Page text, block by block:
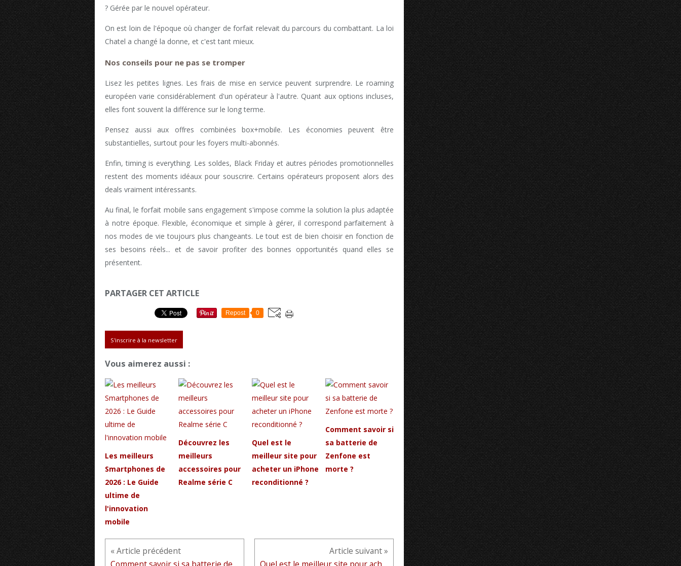
? Gérée par le nouvel opérateur.
On est loin de l'époque où changer de forfait relevait du parcours du combattant. La loi
Chatel a changé la donne, et c'est tant mieux.
Nos conseils pour ne pas se tromper
Lisez les petites lignes. Les frais de mise en service peuvent surprendre. Le roaming
européen varie considérablement d'un opérateur à l'autre. Quant aux options incluses,
elles font souvent la différence sur le long terme.
Pensez aussi aux offres combinées box+mobile. Les économies peuvent être
substantielles, surtout pour les foyers multi-abonnés.
Enfin, timing is everything. Les soldes, Black Friday et autres périodes promotionnelles
restent des moments idéaux pour souscrire. Certains opérateurs proposent alors des
deals vraiment intéressants.
Au final, le forfait mobile sans engagement s'impose comme la solution la plus adaptée
à notre époque. Flexible, économique et simple à gérer, il correspond parfaitement à
nos modes de vie toujours plus changeants. Le tout est de bien choisir en fonction de
ses besoins réels... et de savoir profiter des bonnes opportunités quand elles se
présentent.
PARTAGER CET ARTICLE
Repost 0
S'inscrire à la newsletter
Vous aimerez aussi :
Les meilleurs
Smartphones de
2026 : Le Guide
ultime de
l'innovation
mobile
Découvrez les
meilleurs
accessoires pour
Realme série C
Quel est le
meilleur site pour
acheter un iPhone
reconditionné ?
Comment savoir si
sa batterie de
Zenfone est
morte ?
« Article précédent
Article suivant »